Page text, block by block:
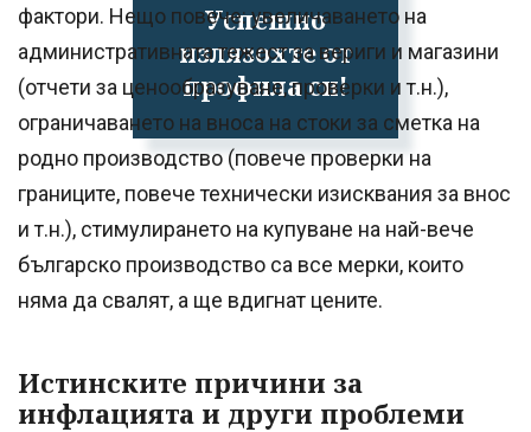
Успешно
излязохте от
профила си!
фактори. Нещо повече: увеличаването на
административната тежест за вериги и магазини
(отчети за ценообразуване, проверки и т.н.),
ограничаването на вноса на стоки за сметка на
родно производство (повече проверки на
границите, повече технически изисквания за внос
и т.н.), стимулирането на купуване на най-вече
българско производство са все мерки, които
няма да свалят, а ще вдигнат цените.
Истинските причини за
инфлацията и други проблеми